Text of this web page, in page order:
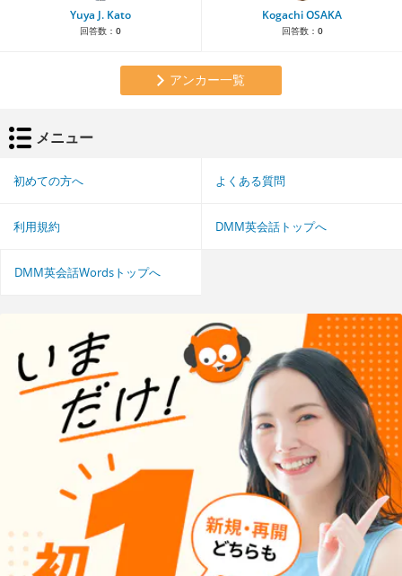
Yuya J. Kato
回答数： 0
Kogachi OSAKA
回答数： 0
アンカー一覧
メニュー
初めての方へ よくある質問
利用規約 DMM英会話トップへ
DMM英会話Wordsトップへ